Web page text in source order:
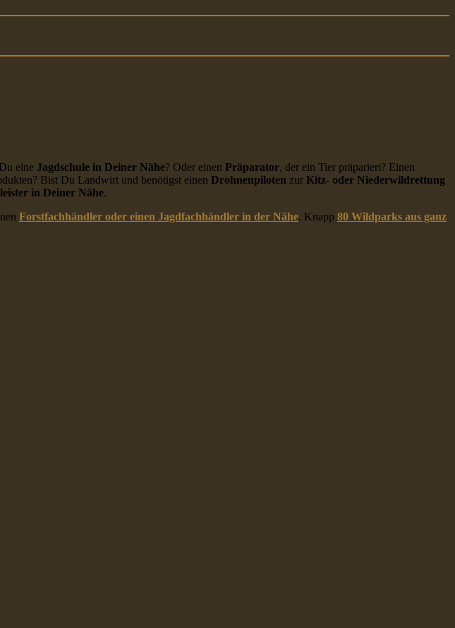
eine Jagdschule in Deiner Nähe? Oder einen Präparator, der ein Tier präpariert? Einen
Bist Du Landwirt und benötigst einen Drohnenpiloten zur Kitz- oder Niederwildrettung
in Deiner Nähe.
Forstfachhändler oder einen Jagdfachhändler in der Nähe. Knapp 80 Wildparks aus ganz